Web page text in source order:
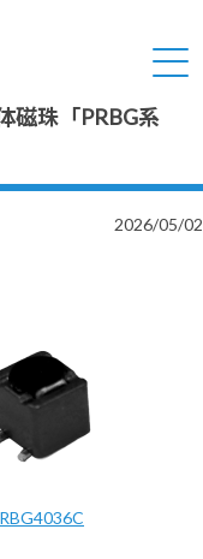
磁珠「PRBG系
2026/05/02